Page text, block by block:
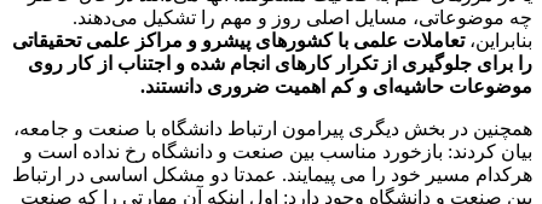
چه موضوعاتی، مسایل اصلی روز و مهم را تشکیل می‌دهند.
بنابراین،تعاملات علمی با کشورهای پیشرو و مراکز علمی تحقیقاتی
را برای جلوگیری از تکرار کارهای انجام شده و اجتناب از کار روی
موضوعات حاشیه‌ای و کم اهمیت ضروری دانستند.
همچنین در بخش دیگری پیرامون ارتباط دانشگاه با صنعت و جامعه،
بیان کردند: بازخورد مناسب بین صنعت و دانشگاه رخ نداده است و
هرکدام مسیر خود را می پیمایند. عمدتا دو مشکل اساسی در ارتباط
بین صنعت و دانشگاه وجود دارد: اول اینکه آن مهارتی را که صنعت